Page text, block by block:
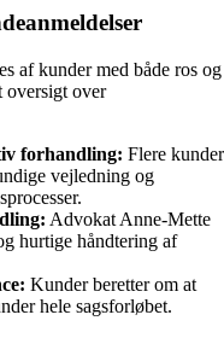
af kunder med både ros og
oversigt over
forhandling: Flere kunder
vejledning og
Advokat Anne-Mette
hurtige håndtering af
Kunder beretter om at
hele sagsforløbet.